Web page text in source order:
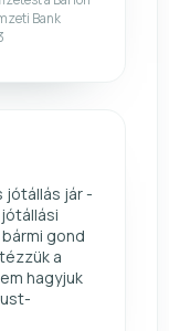
Bank
jótállás jár -
gond
a
hagyjuk